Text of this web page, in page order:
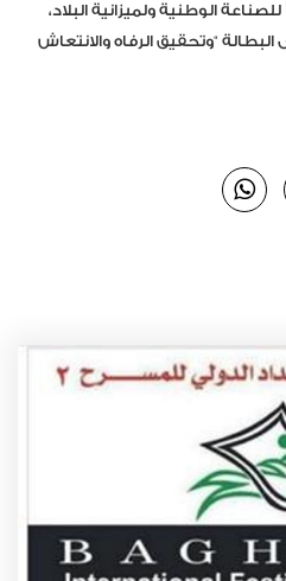
الوطنية ولميزانية البلاد،
“وتحقيق الرفاه والانتعاش